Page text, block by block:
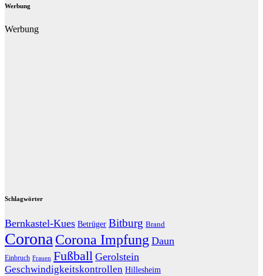
Werbung
Werbung
Schlagwörter
Bernkastel-Kues Betrüger Bitburg Brand
CoronaCorona Impfung Daun
Einbruch Frauen Fußball Gerolstein
Geschwindigkeitskontrollen Hillesheim